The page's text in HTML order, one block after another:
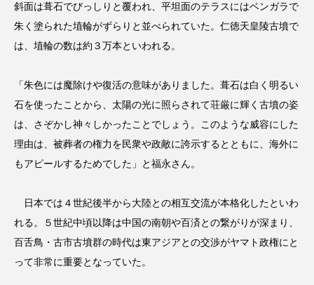
斜面は葺石でびっしりと覆われ、平坦面のテラスにはベンガラで
朱く塗られた埴輪がずらりと並べられていた。仁徳天皇陵古墳で
は、埴輪の数は約３万本といわれる。
「朱色には魔除けや復活の意味がありました。葺石は白く明るい
石を使ったことから、太陽の光に照らされて荘厳に輝く古墳の姿
は、さぞかし神々しかったことでしょう。このような威容にした
理由は、被葬者の権力を民衆や政敵に誇示するとともに、海外に
もアピールするためでした」と福永さん。
日本では４世紀後半から大陸との相互交流が本格化したといわ
れる。５世紀中頃以降は中国の南朝や百済との繋がりが深まり、
百舌鳥・古市古墳群の時代は東アジアとの交渉がヤマト政権にと
って非常に重要となっていた。